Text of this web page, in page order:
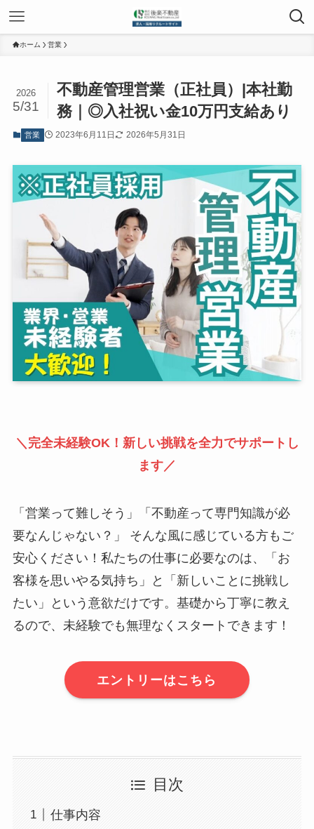
ホーム 営業
不動産管理営業（正社員）|本社勤
務｜◎入社祝い金10万円支給あり
2026
5/31
営業 2023年6月11日 2026年5月31日
＼完全未経験OK！新しい挑戦を全力でサポートし
ます／
「営業って難しそう」「不動産って専門知識が必
要なんじゃない？」 そんな風に感じている方もご
安心ください！私たちの仕事に必要なのは、「お
客様を思いやる気持ち」と「新しいことに挑戦し
たい」という意欲だけです。基礎から丁寧に教え
るので、未経験でも無理なくスタートできます！
エントリーはこちら
目次
仕事内容